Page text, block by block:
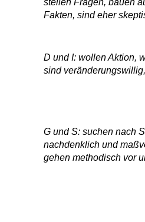
stellen Fragen, bauen
Fakten, sind eher
D und I: wollen Aktion,
sind
G und S: suchen nach
nachdenklich und
gehen methodisch vor